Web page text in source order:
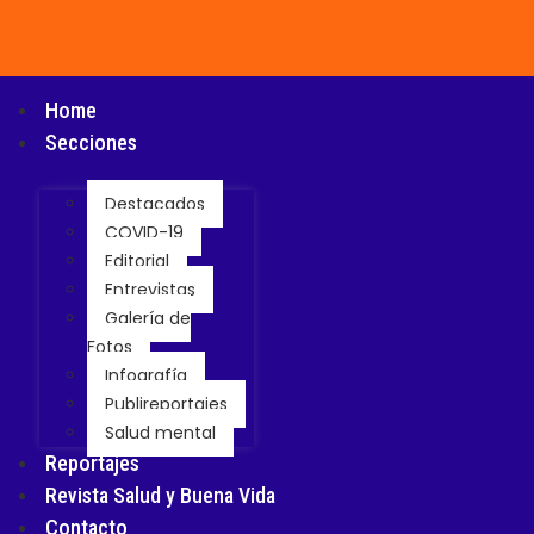
Home
Secciones
Destacados
COVID-19
Editorial
Entrevistas
Galería de
Fotos
Infografía
Publireportajes
Salud mental
Reportajes
Revista Salud y Buena Vida
Contacto